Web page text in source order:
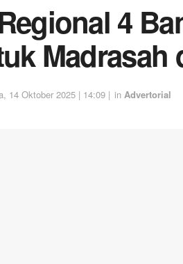
4
Madrasah
14 Oktober 2025 | 14:09 | in Advertorial